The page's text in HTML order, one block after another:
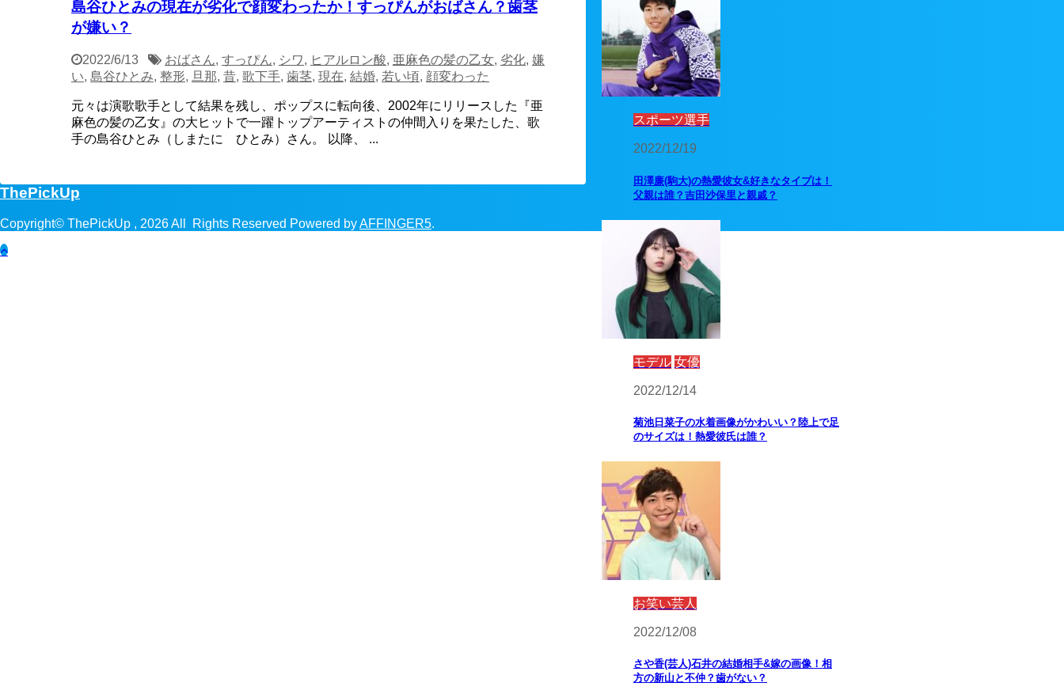
島谷ひとみの現在が劣化で顔変わったか！すっぴんがおばさん？歯茎
が嫌い？
2022/6/13 おばさん, すっぴん, シワ, ヒアルロン酸, 亜麻色の髪の乙女, 劣化, 嫌
い, 島谷ひとみ, 整形, 旦那, 昔, 歌下手, 歯茎, 現在, 結婚, 若い頃, 顔変わった
元々は演歌歌手として結果を残し、ポップスに転向後、2002年にリリースした『亜
麻色の髪の乙女』の大ヒットで一躍トップアーティストの仲間入りを果たした、歌
手の島谷ひとみ（しまたに ひとみ）さん。 以降、 ...
スポーツ選手
2022/12/19
田澤廉(駒大)の熱愛彼女&好きなタイプは！
父親は誰？吉田沙保里と親戚？
モデル 女優
2022/12/14
菊池日菜子の水着画像がかわいい？陸上で足
のサイズは！熱愛彼氏は誰？
お笑い芸人
2022/12/08
さや香(芸人)石井の結婚相手&嫁の画像！相
方の新山と不仲？歯がない？
ThePickUp
Copyright© ThePickUp , 2026 All Rights Reserved Powered byAFFINGER5.